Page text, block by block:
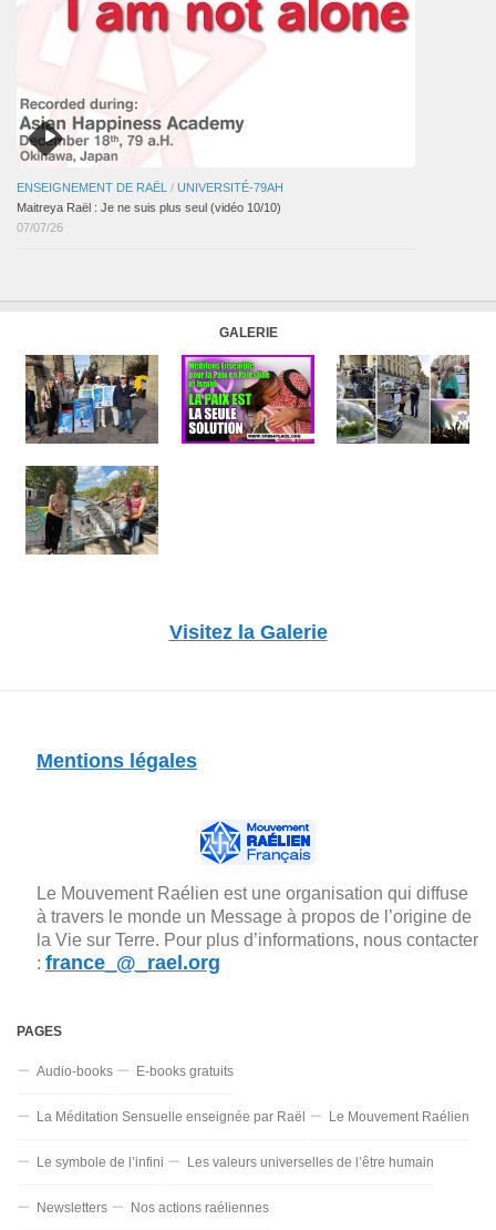
ENSEIGNEMENT DE RAËL / UNIVERSITÉ-79AH
Maitreya Raël : Je ne suis plus seul (vidéo 10/10)
07/07/26
GALERIE
Visitez la Galerie
Mentions légales
Le Mouvement Raélien est une organisation qui diffuse
à travers le monde un Message à propos de l’origine de
la Vie sur Terre. Pour plus d’informations, nous contacter
: france_@_rael.org
PAGES
Audio-books E-books gratuits
La Méditation Sensuelle enseignée par Raël Le Mouvement Raélien
Le symbole de l’infini Les valeurs universelles de l’être humain
Newsletters Nos actions raéliennes